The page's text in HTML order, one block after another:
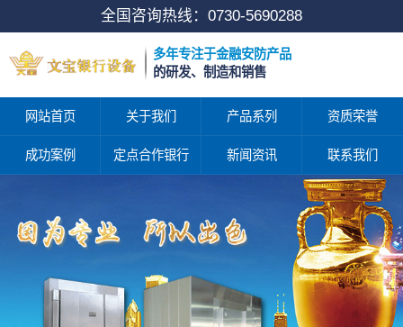
全国咨询热线： 0730-5690288
多年专注于金融安防产品
的研发、制造和销售
网站首页 关于我们 产品系列 资质荣誉
成功案例 定点合作银行 新闻资讯 联系我们